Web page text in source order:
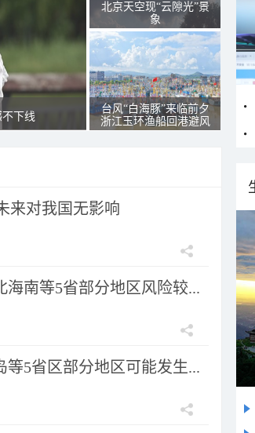
下线
北京天空现“云隙光”景
象
台风“白海豚”来临前夕
浙江玉环渔船回港避风
来对我国无影响
南等5省部分地区风险较...
5省区部分地区可能发生...